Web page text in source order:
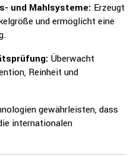
und Mahlsysteme: Erzeugt
und ermöglicht eine
Überwacht
Reinheit und
gewährleisten, dass
internationalen